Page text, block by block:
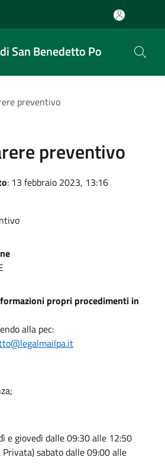
San Benedetto Po
preventivo
preventivo
: 13 febbraio 2023, 13:16
propri procedimenti in
alla pec:
e giovedì dalle 09:30 alle 12:50
sabato dalle 09:00 alle